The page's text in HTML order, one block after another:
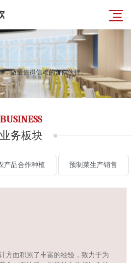
，做最值得信赖的合作伙伴。
BUSINESS
业务板块
产品合作种植 预制菜生产销售
方面积累了丰富的经验，致力于为